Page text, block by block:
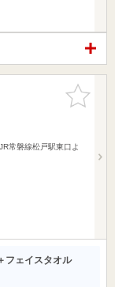
お気に入
りに追加
常磐線松戸駅東口よ
フェイスタオル